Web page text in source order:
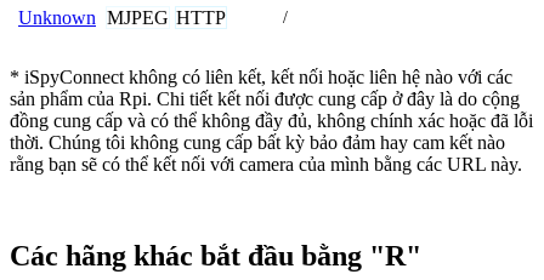
Unknown MJPEG HTTP /
* iSpyConnect không có liên kết, kết nối hoặc liên hệ nào với các
sản phẩm của Rpi. Chi tiết kết nối được cung cấp ở đây là do cộng
đồng cung cấp và có thể không đầy đủ, không chính xác hoặc đã lỗi
thời. Chúng tôi không cung cấp bất kỳ bảo đảm hay cam kết nào
rằng bạn sẽ có thể kết nối với camera của mình bằng các URL này.
Các hãng khác bắt đầu bằng "R"